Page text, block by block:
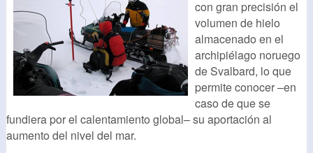
con gran precisión el
volumen de hielo
almacenado en el
archipiélago noruego
de Svalbard, lo que
permite conocer –en
caso de que se
fundiera por el calentamiento global– su aportación al
aumento del nivel del mar.